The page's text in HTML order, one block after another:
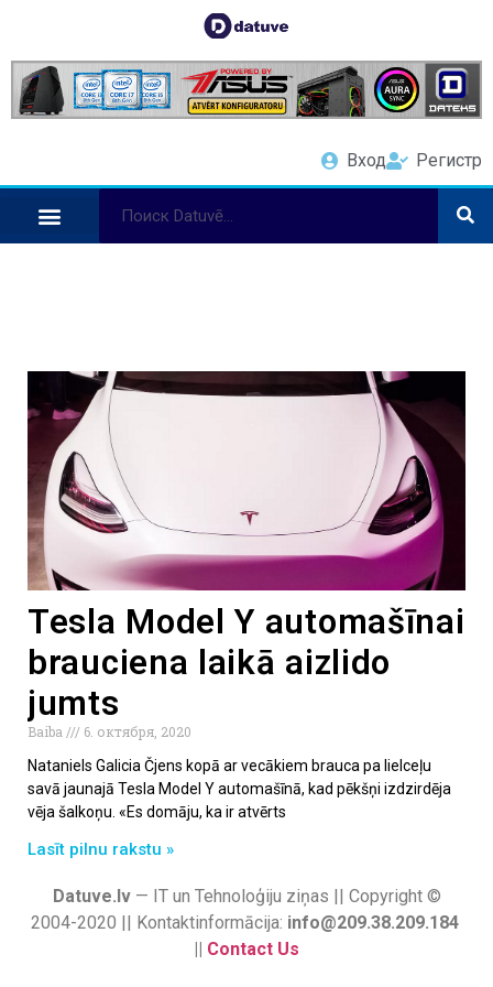
Вход Регистр
Tesla Model Y automašīnai
brauciena laikā aizlido
jumts
Baiba
6. октября, 2020
Nataniels Galicia Čjens kopā ar vecākiem brauca pa lielceļu
savā jaunajā Tesla Model Y automašīnā, kad pēkšņi izdzirdēja
vēja šalkoņu. «Es domāju, ka ir atvērts
Lasīt pilnu rakstu »
Datuve.lv— IT un Tehnoloģiju ziņas || Copyright ©
2004-2020 || Kontaktinformācija: info@209.38.209.184
|| Contact Us